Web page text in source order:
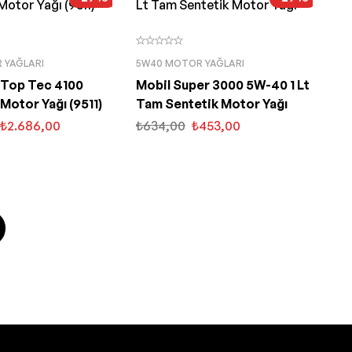
Tec 4100
Yağı (9511)
₺2.686,00
5W40 MOTOR YAĞLARI
Mobil Super 3000 5W-40 1 Lt
Tam Sentetik Motor Yağı
₺634,00 ₺453,00